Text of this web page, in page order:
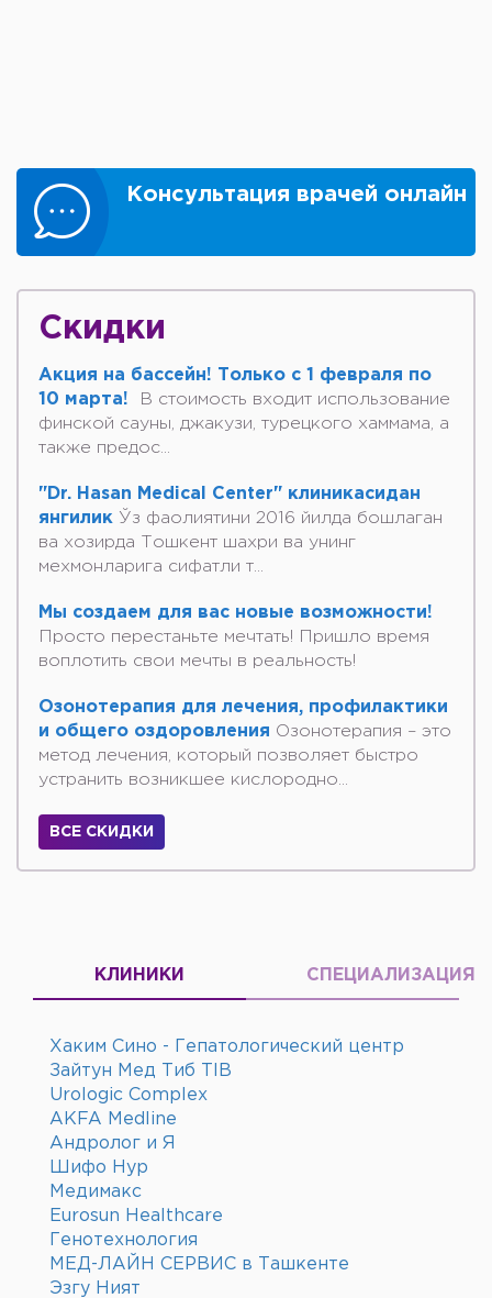
Консультация врачей онлайн
Скидки
Акция на бассейн! Только с 1 февраля по
10 марта!
В стоимость входит использование
финской сауны, джакузи, турецкого хаммама, а
также предос...
"Dr. Hasan Medical Center" клиникасидан
янгилик Ўз фаолиятини 2016 йилда бошлаган
ва хозирда Тошкент шахри ва унинг
мехмонларига сифатли т...
Мы создаем для вас новые возможности!
Просто перестаньте мечтать! Пришло время
воплотить свои мечты в реальность!
Озонотерапия для лечения, профилактики
и общего оздоровления Озонотерапия – это
метод лечения, который позволяет быстро
устранить возникшее кислородно...
ВСЕ СКИДКИ
КЛИНИКИ СПЕЦИАЛИЗАЦИЯ
Хаким Сино - Гепатологический центр
Зайтун Мед Тиб TIB
Urologic Complex
AKFA Medline
Андролог и Я
Шифо Нур
Медимакс
Eurosun Healthcare
Генотехнология
МЕД-ЛАЙН СЕРВИС в Ташкенте
Эзгу Ният